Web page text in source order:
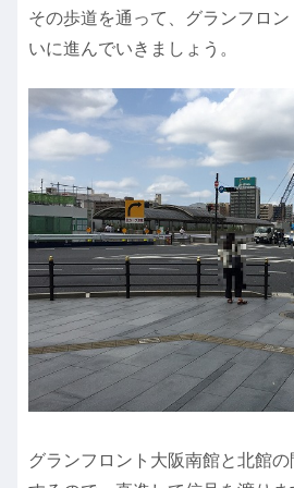
その歩道を通って、グランフロ
いに進んでいきましょう。
グランフロント大阪南館と北館